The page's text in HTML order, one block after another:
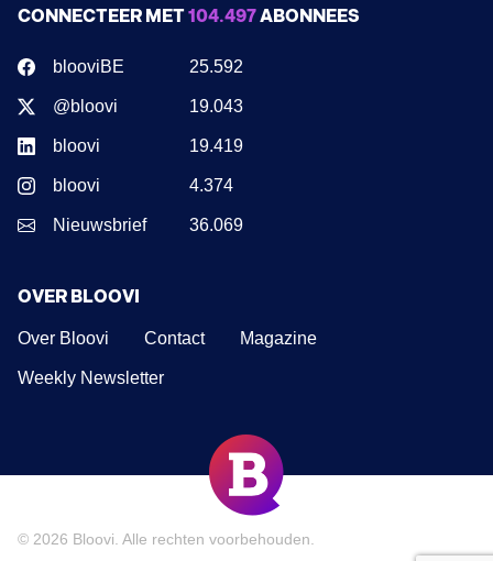
CONNECTEER MET104.497ABONNEES
blooviBE 25.592
@bloovi 19.043
bloovi 19.419
bloovi 4.374
Nieuwsbrief 36.069
OVER BLOOVI
Over Bloovi Contact Magazine
Weekly Newsletter
© 2026 Bloovi. Alle rechten voorbehouden.